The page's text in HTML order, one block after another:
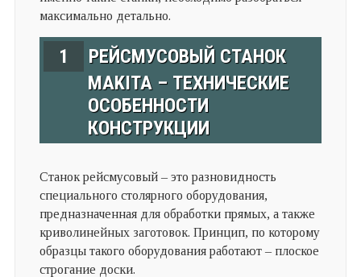
максимально детально.
1
РЕЙСМУСОВЫЙ СТАНОК
MAKITA – ТЕХНИЧЕСКИЕ
ОСОБЕННОСТИ
КОНСТРУКЦИИ
Станок рейсмусовый – это разновидность
специального столярного оборудования,
предназначенная для обработки прямых, а также
криволинейных заготовок. Принцип, по которому
образцы такого оборудования работают – плоское
строгание доски.